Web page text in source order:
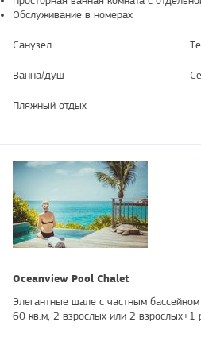
Обслуживание в номерах
Санузел
Ванна/душ
Пляжный отдых
Oceanview Pool Chalet
Элегантные шале с частным
60 кв.м, 2 взрослых или 2 взрослых+1